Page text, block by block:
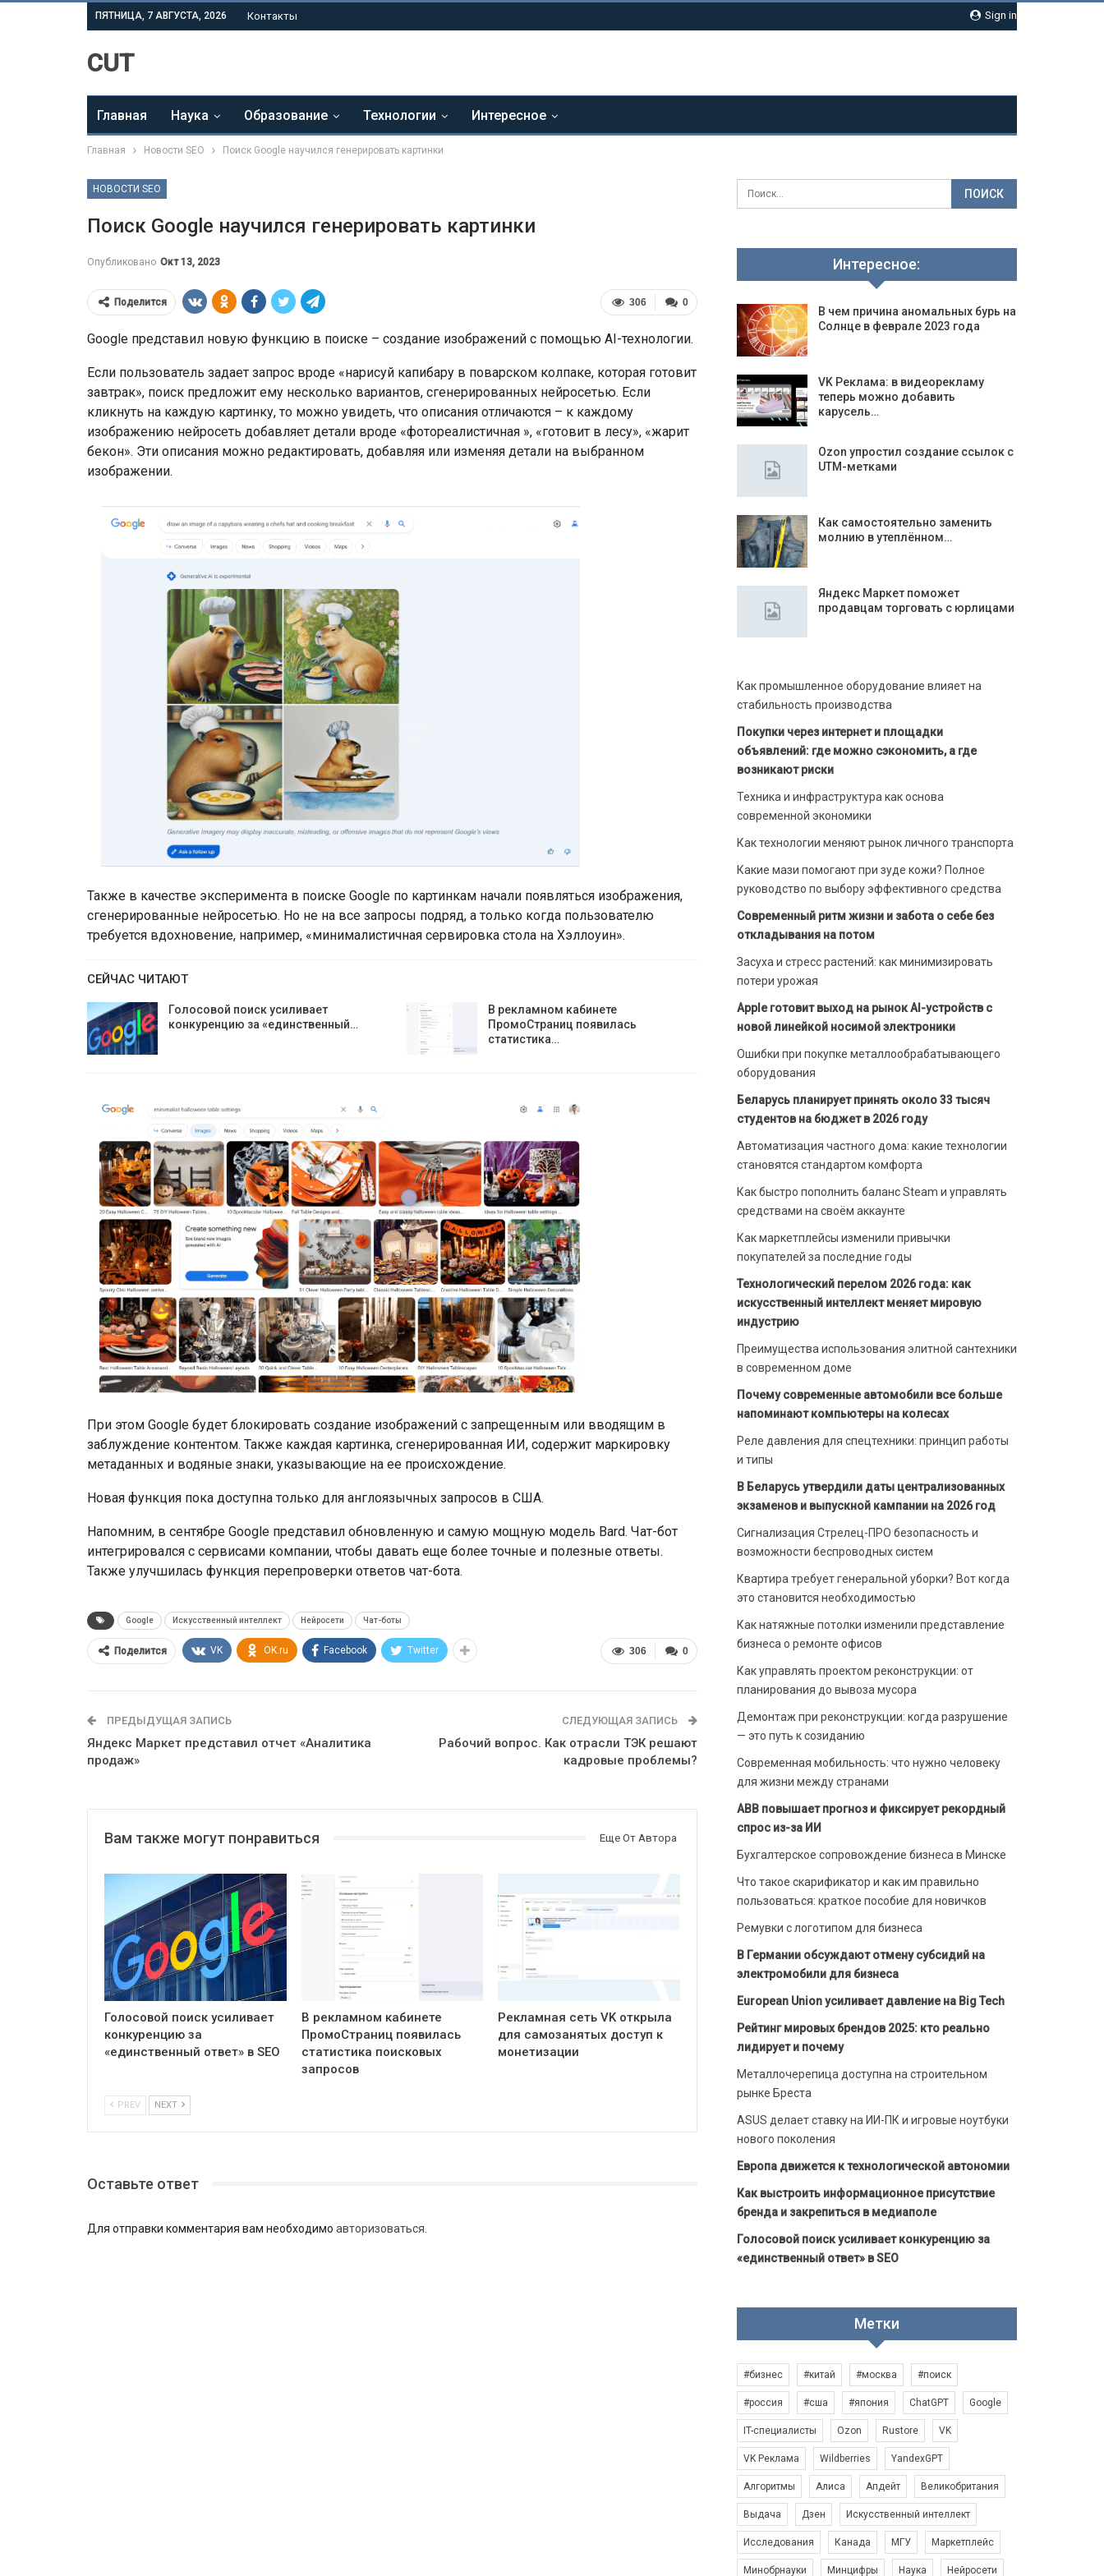
Sign in
ПЯТНИЦА, 7 АВГУСТА, 2026 Контакты
CUT
Главная Наука Образование Технологии Интересное
Главная Новости SEO Поиск Google научился генерировать картинки
НОВОСТИ SEO
Поиск Google научился генерировать картинки
Опубликовано Окт 13, 2023
0
306
Поделится
Google представил новую функцию в поиске – создание изображений с помощью AI-технологии.
Если пользователь задает запрос вроде «нарисуй капибару в поварском колпаке, которая готовит
завтрак», поиск предложит ему несколько вариантов, сгенерированных нейросетью. Если
кликнуть на каждую картинку, то можно увидеть, что описания отличаются – к каждому
изображению нейросеть добавляет детали вроде «фотореалистичная », «готовит в лесу», «жарит
бекон». Эти описания можно редактировать, добавляя или изменяя детали на выбранном
изображении.
Также в качестве эксперимента в поиске Google по картинкам начали появляться изображения,
сгенерированные нейросетью. Но не на все запросы подряд, а только когда пользователю
требуется вдохновение, например, «минималистичная сервировка стола на Хэллоуин».
СЕЙЧАС ЧИТАЮТ
Голосовой поиск усиливает
конкуренцию за «единственный…
В рекламном кабинете
ПромоСтраниц появилась
статистика…
При этом Google будет блокировать создание изображений с запрещенным или вводящим в
заблуждение контентом. Также каждая картинка, сгенерированная ИИ, содержит маркировку
метаданных и водяные знаки, указывающие на ее происхождение.
Новая функция пока доступна только для англоязычных запросов в США.
Напомним, в сентябре Google представил обновленную и самую мощную модель Bard. Чат-бот
интегрировался с сервисами компании, чтобы давать еще более точные и полезные ответы.
Также улучшилась функция перепроверки ответов чат-бота.
Google Искусственный интеллект Нейросети Чат-боты
0
306
Поделится VK OK.ru Facebook Twitter
ПРЕДЫДУЩАЯ ЗАПИСЬ
Яндекс Маркет представил отчет «Аналитика
продаж»
СЛЕДУЮЩАЯ ЗАПИСЬ
Рабочий вопрос. Как отрасли ТЭК решают
кадровые проблемы?
Вам также могут понравиться Еще От Автора
Голосовой поиск усиливает
конкуренцию за
«единственный ответ» в SEO
В рекламном кабинете
ПромоСтраниц появилась
статистика поисковых
запросов
Рекламная сеть VK открыла
для самозанятых доступ к
монетизации
PREV NEXT
Оставьте ответ
Для отправки комментария вам необходимо авторизоваться
Интересное:
В чем причина аномальных бурь на
Солнце в феврале 2023 года
VK Реклама: в видеорекламу
теперь можно добавить
карусель…
Ozon упростил создание ссылок с
UTM-метками
Как самостоятельно заменить
молнию в утеплённом…
Яндекс Маркет поможет
продавцам торговать с юрлицами
Как промышленное оборудование влияет на
стабильность производства
Покупки через интернет и площадки
объявлений: где можно сэкономить, а где
возникают риски
Техника и инфраструктура как основа
современной экономики
Как технологии меняют рынок личного транспорта
Какие мази помогают при зуде кожи? Полное
руководство по выбору эффективного средства
Современный ритм жизни и забота о себе без
откладывания на потом
Засуха и стресс растений: как минимизировать
потери урожая
Apple готовит выход на рынок AI-устройств с
новой линейкой носимой электроники
Ошибки при покупке металлообрабатывающего
оборудования
Беларусь планирует принять около 33 тысяч
студентов на бюджет в 2026 году
Автоматизация частного дома: какие технологии
становятся стандартом комфорта
Как быстро пополнить баланс Steam и управлять
средствами на своём аккаунте
Как маркетплейсы изменили привычки
покупателей за последние годы
Технологический перелом 2026 года: как
искусственный интеллект меняет мировую
индустрию
Преимущества использования элитной сантехники
в современном доме
Почему современные автомобили все больше
напоминают компьютеры на колесах
Реле давления для спецтехники: принцип работы
и типы
В Беларусь утвердили даты централизованных
экзаменов и выпускной кампании на 2026 год
Сигнализация Стрелец-ПРО безопасность и
возможности беспроводных систем
Квартира требует генеральной уборки? Вот когда
это становится необходимостью
Как натяжные потолки изменили представление
бизнеса о ремонте офисов
Как управлять проектом реконструкции: от
планирования до вывоза мусора
Демонтаж при реконструкции: когда разрушение
— это путь к созиданию
Современная мобильность: что нужно человеку
для жизни между странами
ABB повышает прогноз и фиксирует рекордный
спрос из-за ИИ
Бухгалтерское сопровождение бизнеса в Минске
Что такое скарификатор и как им правильно
пользоваться: краткое пособие для новичков
Ремувки с логотипом для бизнеса
В Германии обсуждают отмену субсидий на
электромобили для бизнеса
European Union усиливает давление на Big Tech
Рейтинг мировых брендов 2025: кто реально
лидирует и почему
Металлочерепица доступна на строительном
рынке Бреста
ASUS делает ставку на ИИ-ПК и игровые ноутбуки
нового поколения
Европа движется к технологической автономии
Как выстроить информационное присутствие
бренда и закрепиться в медиаполе
Голосовой поиск усиливает конкуренцию за
«единственный ответ» в SEO
Метки
#бизнес #китай #москва #поиск
#россия #сша #япония ChatGPT Google
IT-специалисты Ozon Rustore VK
VK Реклама Wildberries YandexGPT
Алгоритмы Алиса Апдейт Великобритания
Выдача Дзен Искусственный интеллект
Исследования Канада МГУ Маркетплейс
Минобрнауки Минцифры Наука Нейросети